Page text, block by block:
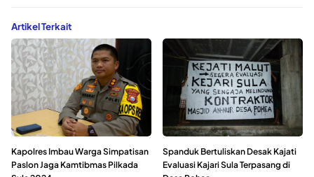
Artikel Terkait
Kapolres Imbau Warga Simpatisan
Paslon Jaga Kamtibmas Pilkada
Spanduk Bertuliskan Desak Kajati
Evaluasi Kajari Sula Terpasang di